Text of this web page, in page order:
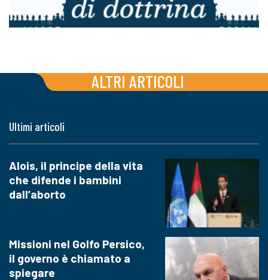
ALTRI ARTICOLI
Ultimi articoli
Alois, il principe della vita
che difende i bambini
dall’aborto
Missioni nel Golfo Persico,
il governo è chiamato a
spiegare